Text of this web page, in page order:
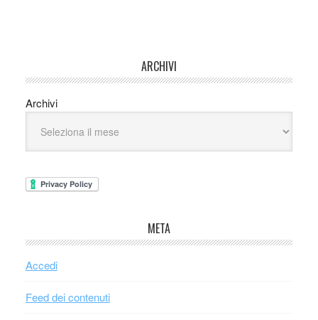
ARCHIVI
Archivi
META
Accedi
Feed dei contenuti